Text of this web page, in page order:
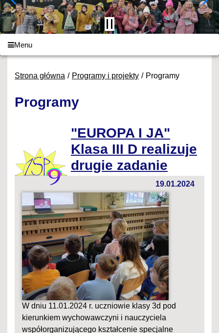
Menu
Strona główna Programy i projekty Programy
Programy
"EUROPA I JA"
Klasa III D realizuje
drugie zadanie
19.01.2024
W dniu 11.01.2024 r. uczniowie klasy 3d pod
kierunkiem wychowawczyni i nauczyciela
współorganizującego kształcenie specjalne